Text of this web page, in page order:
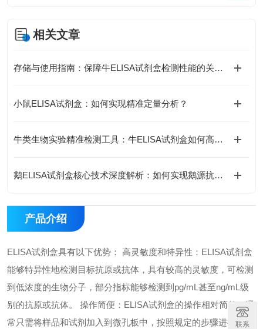
相关文章
存储与使用指南：保障牛ELISA试剂盒检测性能的关键措施
小鼠ELISA试剂盒：如何实现精准定量分析？
牛类生物实验精准检测工具：牛ELISA试剂盒如何高效完成牛源样本目标蛋白定量分析？
鹅ELISA试剂盒核心技术深度解析：如何实现鹅源抗体与抗原的高特异性检测及精准定量分析？
产品介绍
ELISA试剂盒具有以下优势： 高灵敏度和特异性：ELISA试剂盒
能够特异性地检测目标抗原或抗体，具有较高的灵敏度，可检测
到低浓度的生物分子，部分指标能够检测到pg/mL甚至ng/mL级
别的抗原或抗体。 操作简便：ELISA试剂盒的操作相对简单，通
常只需将样品和试剂加入到微孔板中，按照规定的步骤进行孵育
联系